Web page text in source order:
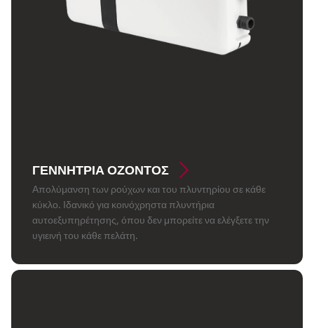
ΓΕΝΝΉΤΡΙΑ ΌΖΟΝΤΟΣ
Απολύμανση των ρούχων και του πλυντηρίου σε κάθε
κύκλο. Ιδανικό για κοινόχρηστα πλυντήρια
αυτοεξυπηρέτησης, όπου δεν μπορείτε να ελέγξετε την
υγιεινή του κάθε πελάτη.